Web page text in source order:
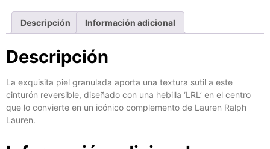
Descripción Información adicional
Descripción
La exquisita piel granulada aporta una textura sutil a este
cinturón reversible, diseñado con una hebilla ‘LRL’ en el centro
que lo convierte en un icónico complemento de Lauren Ralph
Lauren.